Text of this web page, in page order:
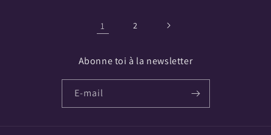
1 2
Abonne toi à la newsletter
E-mail